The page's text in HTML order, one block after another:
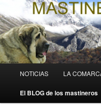
al
contenido
principal
al
contenido
secundarioMastines de
La web de los mastines de
NOTICIAS LA
El BLOG de los mastineros